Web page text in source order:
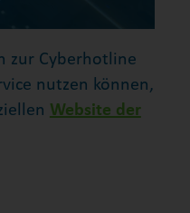
zur Cyberhotline
nutzen können,
Website der